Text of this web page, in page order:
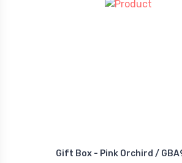
Gift Box - Pink Orchird /